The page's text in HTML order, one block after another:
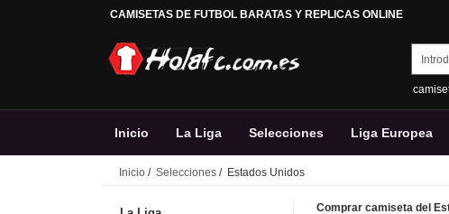
CAMISETAS DE FUTBOL BARATAS Y REPLICAS ONLINE
Inicio La Liga Selecciones Liga Europea
Inicio / Selecciones / Estados Unidos
Comprar camiseta del